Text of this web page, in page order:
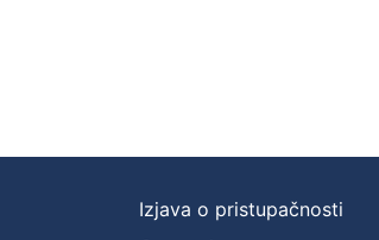
Izjava o pristupačnosti